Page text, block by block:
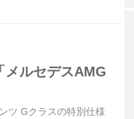
メルセデスAMG
ツ Gクラスの特別仕様